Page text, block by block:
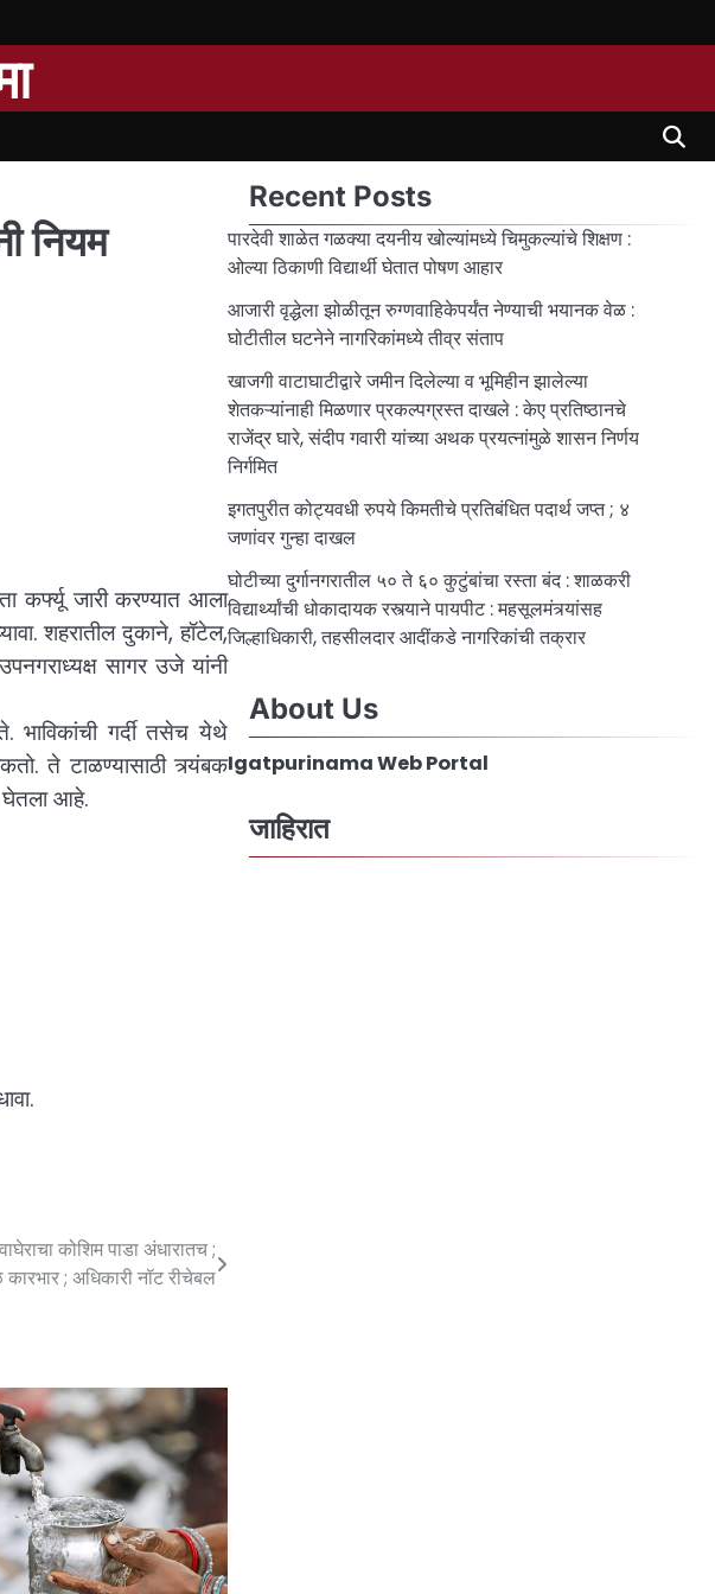
नियम
कर्फ्यू जारी करण्यात आला
शहरातील दुकाने, हॉटेल,
सागर उजे यांनी
भाविकांची गर्दी तसेच येथे
ते टाळण्यासाठी त्र्यंबक
घेतला आहे.
कोशिम पाडा अंधारातच ;
कारभार ; अधिकारी नॉट रीचेबल
Recent Posts
पारदेवी शाळेत गळक्या दयनीय खोल्यांमध्ये चिमुकल्यांचे शिक्षण :
ओल्या ठिकाणी विद्यार्थी घेतात पोषण आहार
आजारी वृद्धेला झोळीतून रुग्णवाहिकेपर्यंत नेण्याची भयानक वेळ :
घोटीतील घटनेने नागरिकांमध्ये तीव्र संताप
खाजगी वाटाघाटीद्वारे जमीन दिलेल्या व भूमिहीन झालेल्या
शेतकऱ्यांनाही मिळणार प्रकल्पग्रस्त दाखले : केए प्रतिष्ठानचे
राजेंद्र घारे, संदीप गवारी यांच्या अथक प्रयत्नांमुळे शासन निर्णय
निर्गमित
इगतपुरीत कोट्यवधी रुपये किमतीचे प्रतिबंधित पदार्थ जप्त ; ४
जणांवर गुन्हा दाखल
घोटीच्या दुर्गानगरातील ५० ते ६० कुटुंबांचा रस्ता बंद : शाळकरी
विद्यार्थ्यांची धोकादायक रस्त्याने पायपीट : महसूलमंत्र्यांसह
जिल्हाधिकारी, तहसीलदार आदींकडे नागरिकांची तक्रार
About Us
Igatpurinama Web Portal
जाहिरात